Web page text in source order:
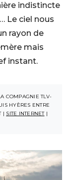
indistincte
Le ciel nous
rayon de
mais
instant.
COMPAGNIE TLV-
HYÈRES ENTRE
| SITE INTERNET|